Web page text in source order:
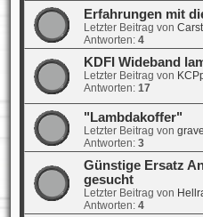
Erfahrungen mit
Letzter Beitrag von
Antworten: 4
KDFI Wideband
Letzter Beitrag von
Antworten: 17
"Lambdakoffer"
Letzter Beitrag von
Antworten: 3
Günstige Ersatz
gesucht
Letzter Beitrag von
Antworten: 4